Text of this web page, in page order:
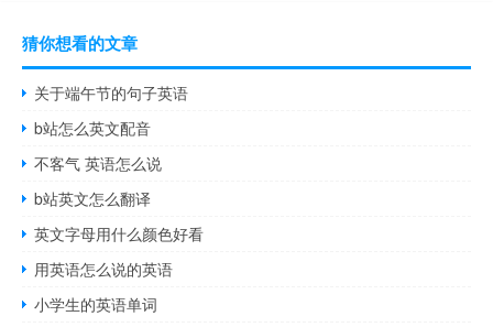
猜你想看的文章
关于端午节的句子英语
b站怎么英文配音
不客气 英语怎么说
b站英文怎么翻译
英文字母用什么颜色好看
用英语怎么说的英语
小学生的英语单词